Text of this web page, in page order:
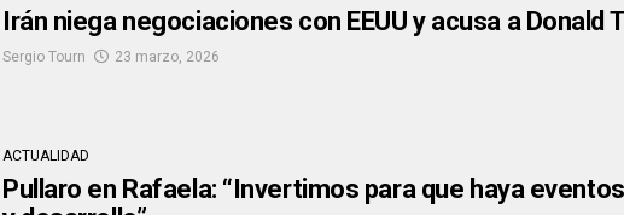
Irán niega negociaciones con EEUU y acusa a
Sergio Tourn 23 marzo, 2026
ACTUALIDAD
Pullaro en Rafaela: “Invertimos para que haya